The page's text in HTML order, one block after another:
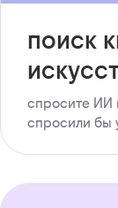
поиск
спросите ИИ
спросили бы